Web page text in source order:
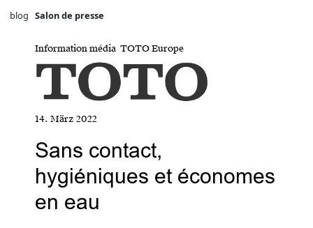
blog Salon de presse
Information média TOTO Europe
14. März 2022
Sans contact,
hygiéniques et économes
en eau